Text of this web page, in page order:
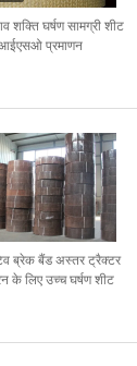
शक्ति घर्षण सामग्री शीट
प्रमाणन
ब्रेक बैंड अस्तर ट्रैक्टर
के लिए उच्च घर्षण शीट